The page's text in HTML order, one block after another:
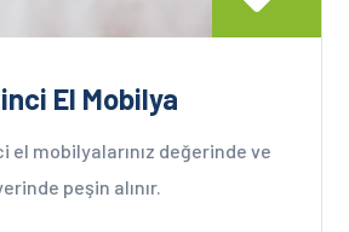
El Mobilya
el mobilyalarınız değerinde ve
peşin alınır.